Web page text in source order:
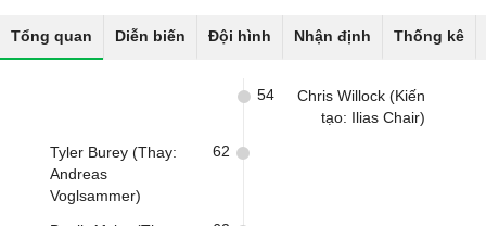
Tổng quan Diễn biến Đội hình Nhận định Thống kê
Chris Willock (Kiến
tạo: Ilias Chair)
54
Tyler Burey (Thay:
Andreas
Voglsammer)
62